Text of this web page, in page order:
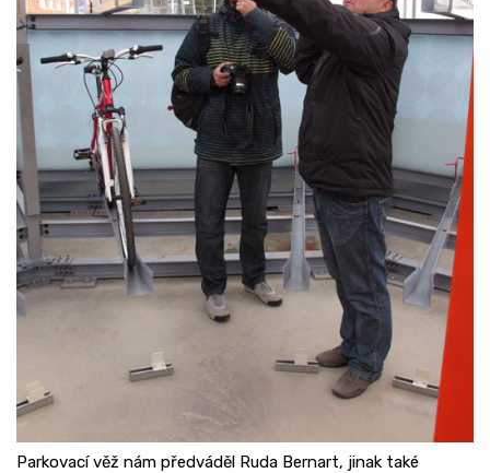
Parkovací věž nám předváděl Ruda Bernart, jinak také